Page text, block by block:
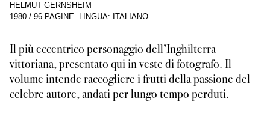
HELMUT GERNSHEIM
1980 / 96 PAGINE. LINGUA: ITALIANO
Il più eccentrico personaggio dell’Inghilterra
vittoriana, presentato qui in veste di fotografo. Il
volume intende raccogliere i frutti della passione del
celebre autore, andati per lungo tempo perduti.